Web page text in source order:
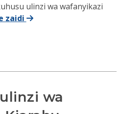
ulinzi wa wafanyikazi
zaidi
wa